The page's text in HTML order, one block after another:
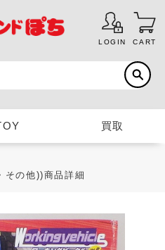
LOGIN CART
買取
その他))商品詳細